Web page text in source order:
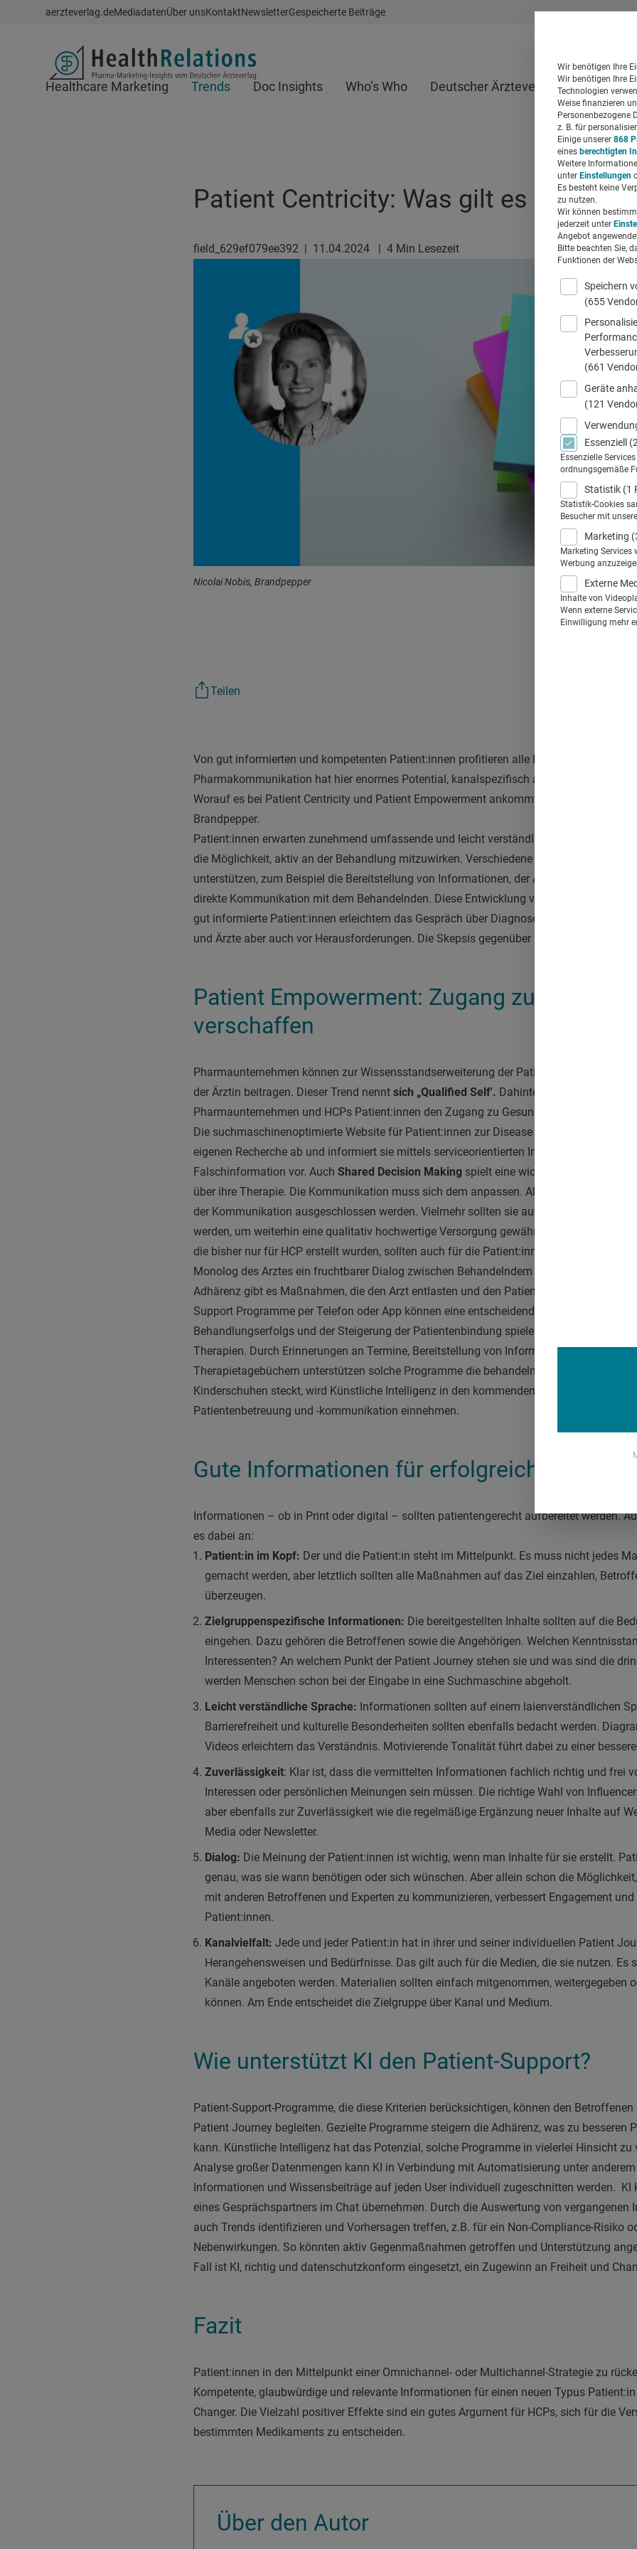
Schnellzugriff
aerzteverlag.deMediadatenÜber unsKontaktNewsletterGespeicherte Beiträge
Header
Healthcare Marketing Trends Doc Insights Who’s Who Deutscher Ärzteverlag
Patient Centricity: Was gilt es zu
field_629ef079ee392 | 11.04.2024 | 4 Min Lesezeit
Nicolai Nobis, Brandpepper
Teilen
Von gut informierten und kompetenten Patient:innen profitieren alle Beteiligten - auch der
Pharmakommunikation hat hier enormes Potential, kanalspezifisch aufzuklären und den
Worauf es bei Patient Centricity und Patient Empowerment ankommt, verrät Nicolai
Brandpepper.
Patient:innen erwarten zunehmend umfassende und leicht verständliche Informationen
die Möglichkeit, aktiv an der Behandlung mitzuwirken. Verschiedene Maßnahmen
unterstützen, zum Beispiel die Bereitstellung von Informationen, der Austausch mit
direkte Kommunikation mit dem Behandelnden. Diese Entwicklung verändert das Arzt-
gut informierte Patient:innen erleichtern das Gespräch über Diagnose und Therapie. Die
und Ärzte aber auch vor Herausforderungen. Die Skepsis gegenüber ihnen als Autoritäten
Patient Empowerment: Zugang zu
verschaffen
Pharmaunternehmen können zur Wissensstandserweiterung der Patient:innen und zur
der Ärztin beitragen. Dieser Trend nennt sich „Qualified Self'. Dahinter verbirgt sich die
Pharmaunternehmen und HCPs Patient:innen den Zugang zu Gesundheitsinformationen
Die suchmaschinenoptimierte Website für Patient:innen zur Disease Awareness holt die
eigenen Recherche ab und informiert sie mittels serviceorientierten Inhalten, die fachlich
Falschinformation vor. Auch Shared Decision Making spielt eine wichtige Rolle.
über ihre Therapie. Die Kommunikation muss sich dem anpassen. All dies darf nicht
der Kommunikation ausgeschlossen werden. Vielmehr sollten sie auf den neuen
werden, um weiterhin eine qualitativ hochwertige Versorgung gewährleisten zu können.
die bisher nur für HCP erstellt wurden, sollten auch für die Patient:innen erstellt werden.
Monolog des Arztes ein fruchtbarer Dialog zwischen Behandelndem und Betroffenen.
Adhärenz gibt es Maßnahmen, die den Arzt entlasten und den Patient:innen mehr
Support Programme per Telefon oder App können eine entscheidende Rolle bei der
Behandlungserfolgs und der Steigerung der Patientenbindung spielen, insbesondere bei
Therapien. Durch Erinnerungen an Termine, Bereitstellung von Informationen, bis hin zu
Therapietagebüchern unterstützen solche Programme die behandelnde Praxis. Obwohl
Kinderschuhen steckt, wird Künstliche Intelligenz in den kommenden Jahren eine immer
Patientenbetreuung und -kommunikation einnehmen.
Gute Informationen für erfolgreichen
Informationen – ob in Print oder digital – sollten patientengerecht aufbereitet werden.
es dabei an:
Patient:in im Kopf: Der und die Patient:in steht im Mittelpunkt. Es muss nicht jedes
gemacht werden, aber letztlich sollten alle Maßnahmen auf das Ziel einzahlen,
überzeugen.
Zielgruppenspezifische Informationen: Die bereitgestellten Inhalte sollten auf die
eingehen. Dazu gehören die Betroffenen sowie die Angehörigen. Welchen
Interessenten? An welchem Punkt der Patient Journey stehen sie und was sind die
werden Menschen schon bei der Eingabe in eine Suchmaschine abgeholt.
Leicht verständliche Sprache: Informationen sollten auf einem laienverständlichen
Barrierefreiheit und kulturelle Besonderheiten sollten ebenfalls bedacht werden.
Videos erleichtern das Verständnis. Motivierende Tonalität führt dabei zu einer
Zuverlässigkeit: Klar ist, dass die vermittelten Informationen fachlich richtig und frei
Interessen oder persönlichen Meinungen sein müssen. Die richtige Wahl von
aber ebenfalls zur Zuverlässigkeit wie die regelmäßige Ergänzung neuer Inhalte auf
Media oder Newsletter.
Dialog: Die Meinung der Patient:innen ist wichtig, wenn man Inhalte für sie erstellt.
genau, was sie wann benötigen oder sich wünschen. Aber allein schon die
mit anderen Betroffenen und Experten zu kommunizieren, verbessert Engagement und
Patient:innen.
Kanalvielfalt: Jede und jeder Patient:in hat in ihrer und seiner individuellen Patient
Herangehensweisen und Bedürfnisse. Das gilt auch für die Medien, die sie nutzen. Es
Kanäle angeboten werden. Materialien sollten einfach mitgenommen, weitergegeben
können. Am Ende entscheidet die Zielgruppe über Kanal und Medium.
Wie unterstützt KI den Patient-Support?
Patient-Support-Programme, die diese Kriterien berücksichtigen, können den
Patient Journey begleiten. Gezielte Programme steigern die Adhärenz, was zu besseren
kann. Künstliche Intelligenz hat das Potenzial, solche Programme in vielerlei Hinsicht zu
Analyse großer Datenmengen kann KI in Verbindung mit Automatisierung unter
Informationen und Wissensbeiträge auf jeden User individuell zugeschnitten werden. KI
eines Gesprächspartners im Chat übernehmen. Durch die Auswertung von vergangenen
auch Trends identifizieren und Vorhersagen treffen, z.B. für ein Non-Compliance-Risiko
Nebenwirkungen. So könnten aktiv Gegenmaßnahmen getroffen und Unterstützung
Fall ist KI, richtig und datenschutzkonform eingesetzt, ein Zugewinn an Freiheit und
Fazit
Patient:innen in den Mittelpunkt einer Omnichannel- oder Multichannel-Strategie zu
Kompetente, glaubwürdige und relevante Informationen für einen neuen Typus
Changer. Die Vielzahl positiver Effekte sind ein gutes Argument für HCPs, sich für die
bestimmten Medikaments zu entscheiden.
Über den Autor
Wir benötigen Ihre
Wir benötigen Ihre
Technologien
Weise finanzieren
Personenbezogene
z. B. für
Einige unserer 868
eines berechtigten
Weitere
unter Einstellungen
Es besteht keine
zu nutzen.
Wir können
jederzeit unter
Angebot
Bitte beachten Sie,
Funktionen der
Speichern
(655
(661
Geräte
(121
Essenziell
Essenzielle
ordnungsgemäße
Statistik (1
Statistik-Cookies
Besucher mit
Marketing
Marketing
Werbung
Externe
Inhalte von
Wenn externe
Einwilligung mehr